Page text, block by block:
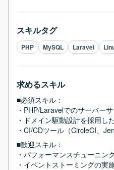
スキルタグ
PHP MySQL Laravel
求めるスキル
■必須スキル：
・PHP/Laravelでのサーバー
・ドメイン駆動設計を採用し
・CI/CDツール（CircleCI、
■歓迎スキル：
・パフォーマンスチューニン
・イベントストーミングの実